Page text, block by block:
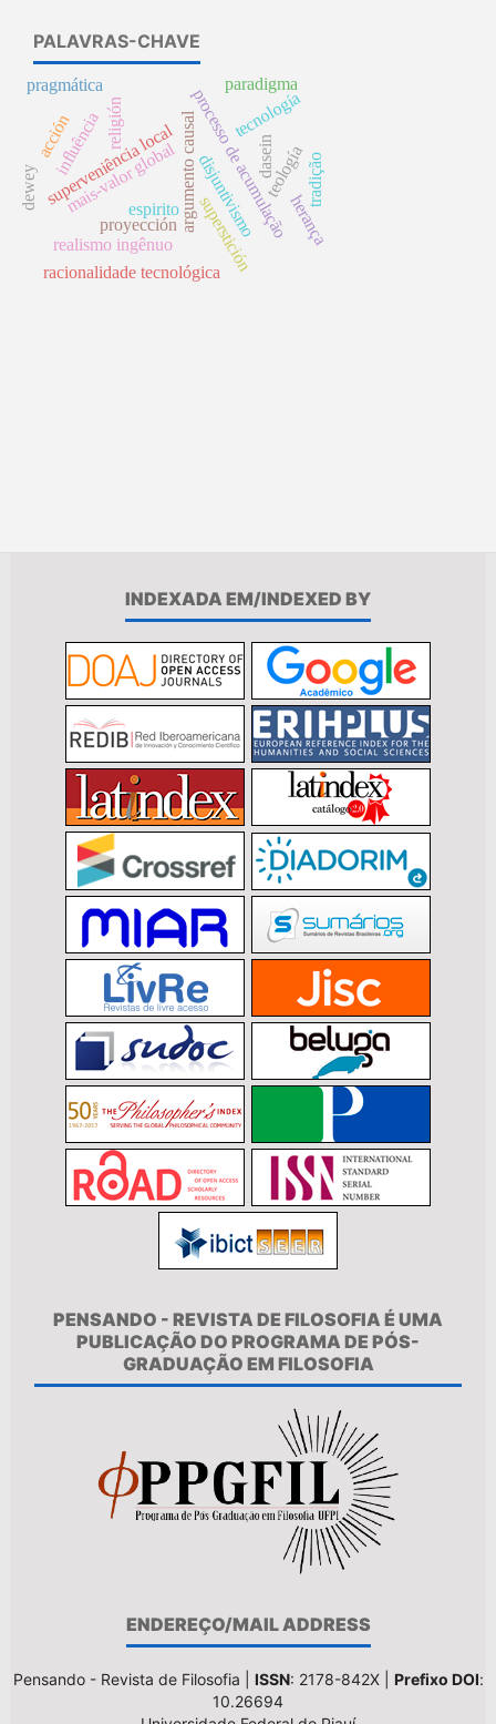
PALAVRAS-CHAVE
argumento causal
superstición
proyección processo de acumulação
mais-valor global
superveniência local disjuntivismo
religión
realismo ingênuo
racionalidade tecnológica
tecnología
dewey teología
espirito
influência dasein
herança
tradição
pragmática
acción
paradigma
INDEXADA EM/INDEXED BY
PENSANDO - REVISTA DE FILOSOFIA É UMA
PUBLICAÇÃO DO PROGRAMA DE PÓS-
GRADUAÇÃO EM FILOSOFIA
ENDEREÇO/MAIL ADDRESS
Pensando - Revista de Filosofia | ISSN: 2178-842X | Prefixo DOI:
10.26694